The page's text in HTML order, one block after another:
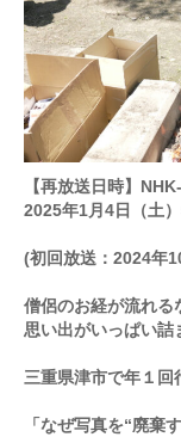
【再放送日時】
2025年1月4日（土
(初回放送：2024年
僧侶のお経が流れる
思い出がいっぱい詰
三重県津市で年１回
「なぜ写真を“廃棄